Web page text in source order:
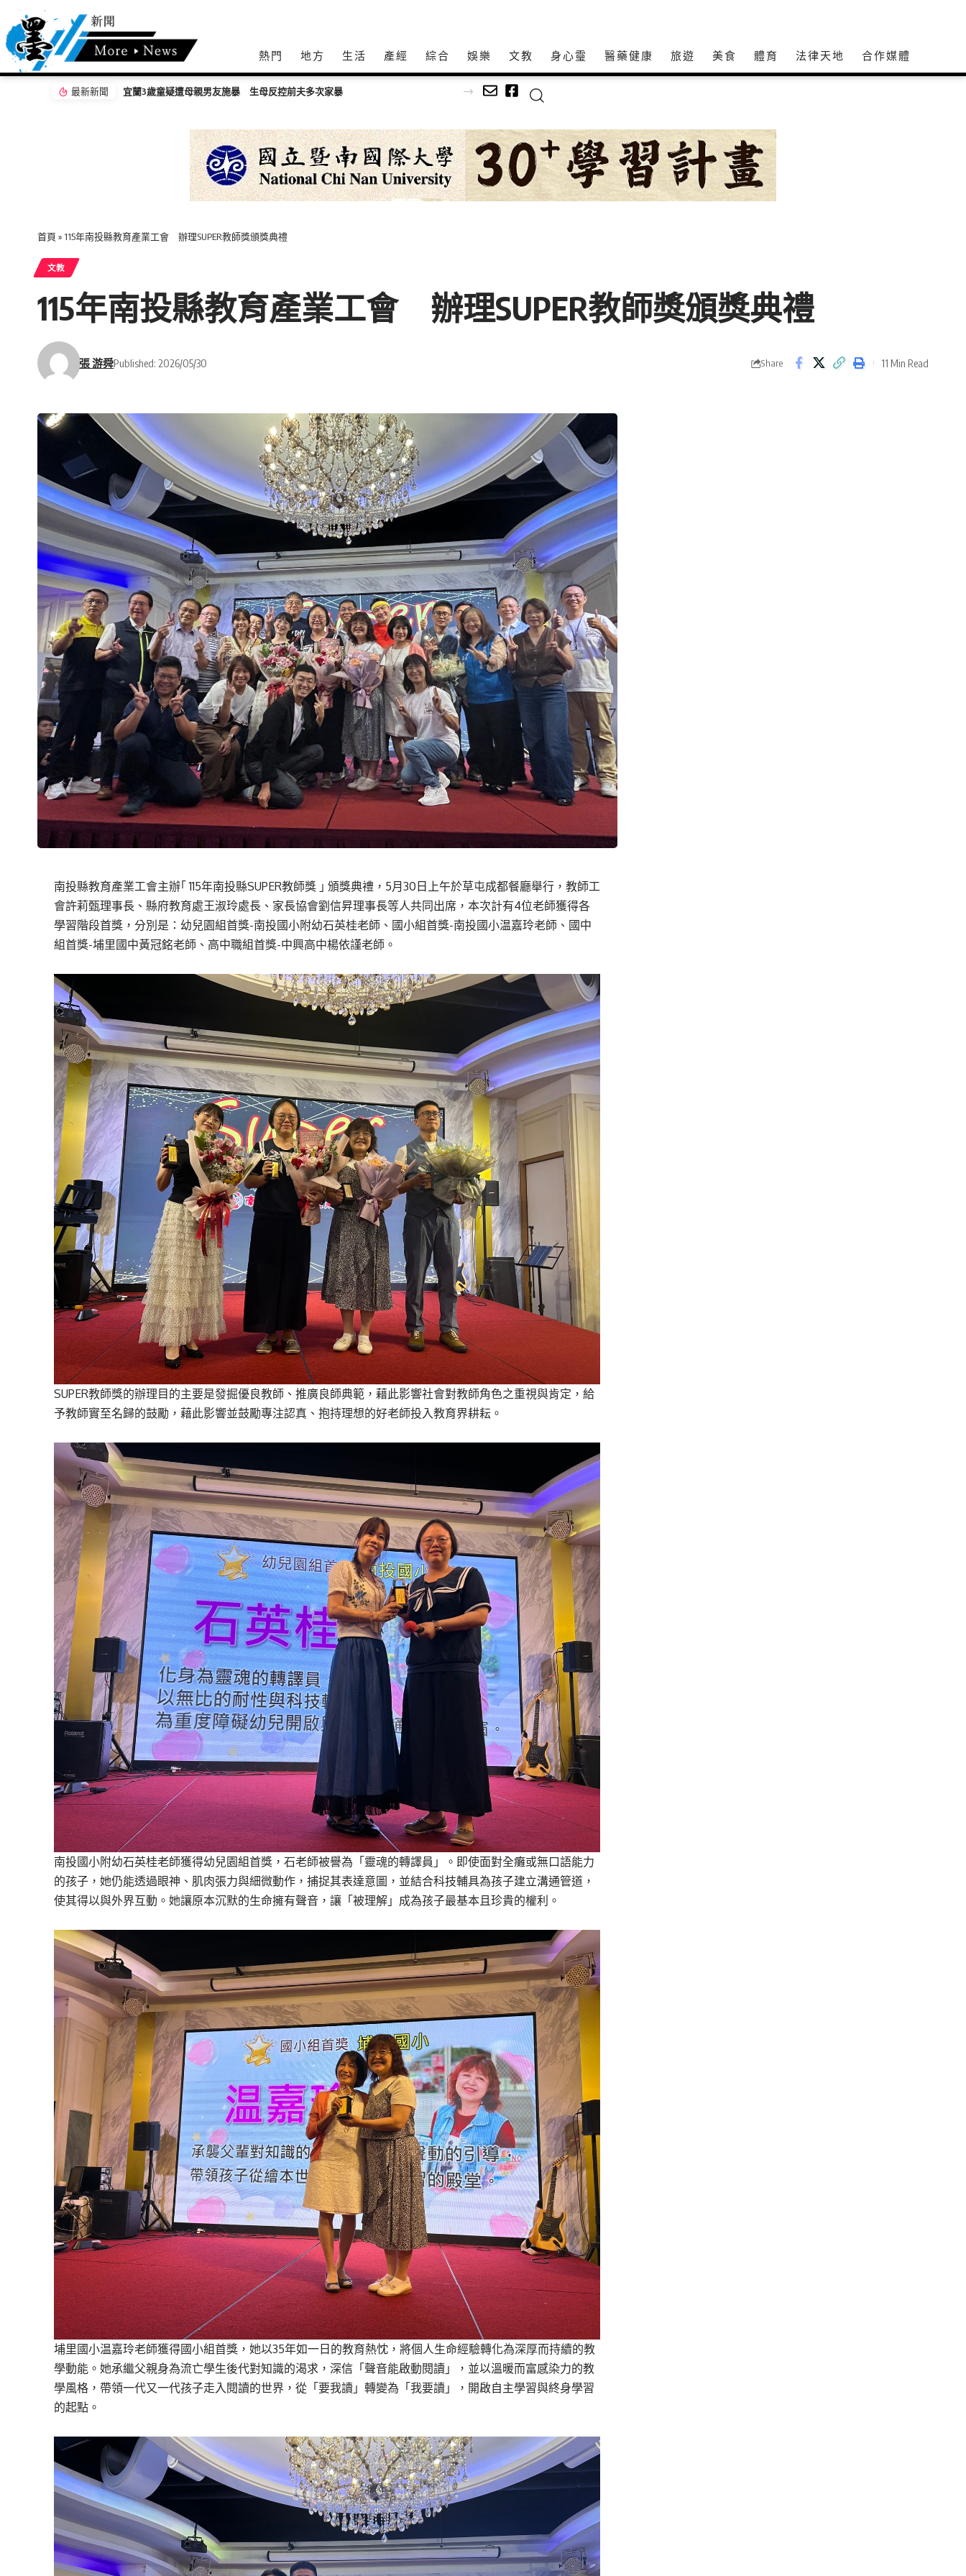
熱門 地方 生活 產經 綜合 娛樂 文教 身心𩆜 醫藥健康 旅遊 美食 體育 法律天地 合作媒體
最新新聞 嘉義無人機競賽登場 73隊挑戰穿越賽與無人機足球
首頁 » 115年南投縣教育產業工會 辦理SUPER教師獎頒獎典禮
文教
115年南投縣教育產業工會 辦理SUPER教師獎頒獎典禮
張 游舜Published: 2026/05/30 Share 11 Min Read
南投縣教育產業工會主辦｢ 115年南投縣SUPER教師獎 ｣ 頒獎典禮，5月30日上午於草屯成都餐廳舉行，教師工
會許莉甄理事長、縣府教育處王淑玲處長、家長協會劉信昇理事長等人共同出席，本次計有4位老師獲得各
學習階段首獎，分別是：幼兒園組首獎-南投國小附幼石英桂老師、國小組首獎-南投國小温嘉玲老師、國中
組首獎-埔里國中黃冠銘老師、高中職組首獎-中興高中楊依謹老師。
SUPER教師獎的辦理目的主要是發掘優良教師、推廣良師典範，藉此影響社會對教師角色之重視與肯定，給
予教師實至名歸的鼓勵，藉此影響並鼓勵專注認真、抱持理想的好老師投入教育界耕耘。
南投國小附幼石英桂老師獲得幼兒園組首獎，石老師被譽為「靈魂的轉譯員」。即使面對全癱或無口語能力
的孩子，她仍能透過眼神、肌肉張力與細微動作，捕捉其表達意圖，並結合科技輔具為孩子建立溝通管道，
使其得以與外界互動。她讓原本沉默的生命擁有聲音，讓「被理解」成為孩子最基本且珍貴的權利。
埔里國小温嘉玲老師獲得國小組首獎，她以35年如一日的教育熱忱，將個人生命經驗轉化為深厚而持續的教
學動能。她承繼父親身為流亡學生後代對知識的渴求，深信「聲音能啟動閱讀」，並以溫暖而富感染力的教
學風格，帶領一代又一代孩子走入閱讀的世界，從「要我讀」轉變為「我要讀」，開啟自主學習與終身學習
的起點。